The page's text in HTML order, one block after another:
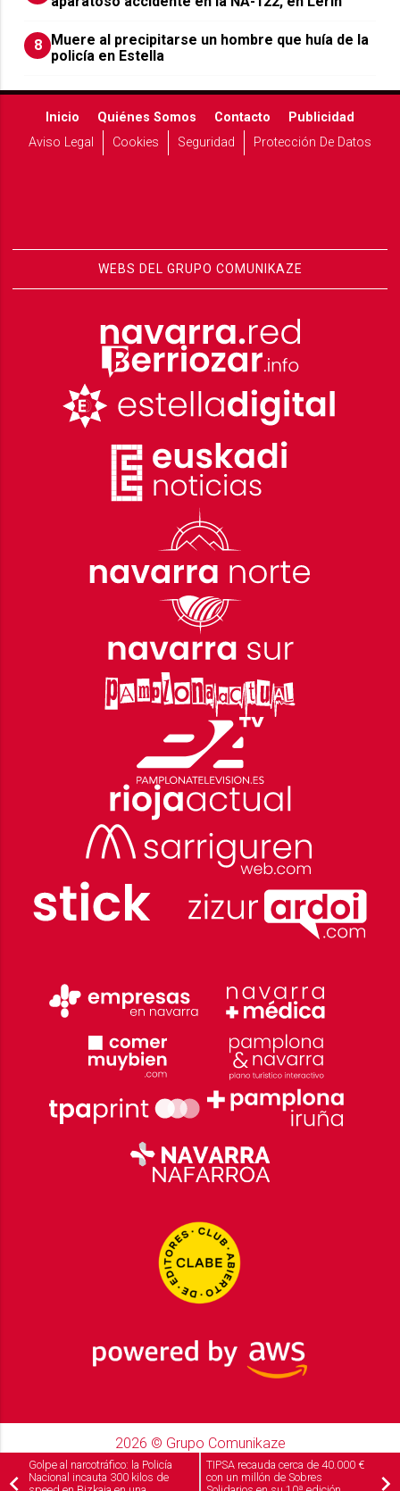
8 Muere al precipitarse un hombre que huía de la
policía en Estella
Inicio Quiénes Somos Contacto
Publicidad
Aviso Legal
Cookies Seguridad Protección De Datos
WEBS DEL GRUPO COMUNIKAZE
2026 © Grupo Comunikaze
Desarrollado por:OA Cloud
Golpe al narcotráfico: la Policía
Nacional incauta 300 kilos de
TIPSA recauda cerca de 40.000 €
con un millón de Sobres